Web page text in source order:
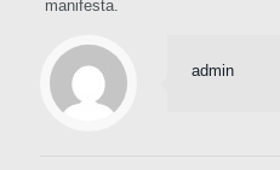
manifesta.
admin